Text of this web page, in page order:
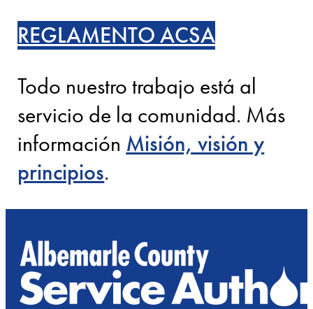
REGLAMENTO ACSA
Todo nuestro trabajo está al
servicio de la comunidad. Más
información Misión, visión y
principios.